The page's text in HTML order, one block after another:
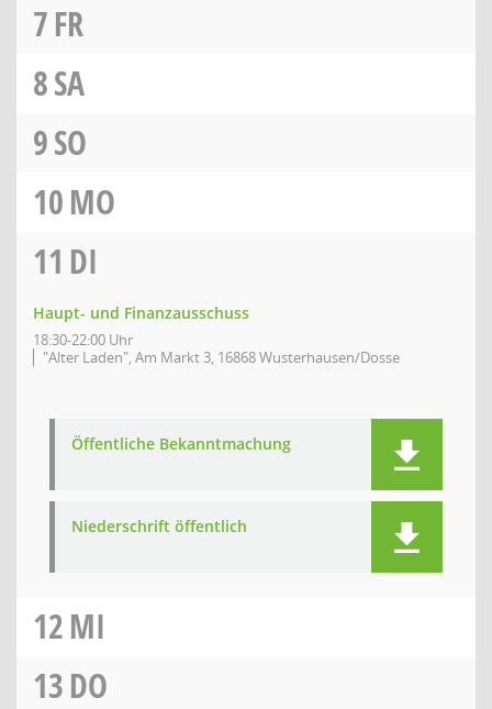
7FR
8SA
9SO
10MO
11 DI
Haupt- und Finanzausschuss
18:30-22:00 Uhr
"Alter Laden", Am Markt 3, 16868 Wusterhausen/Dosse
Öffentliche Bekanntmachung
Niederschrift öffentlich
12MI
13DO